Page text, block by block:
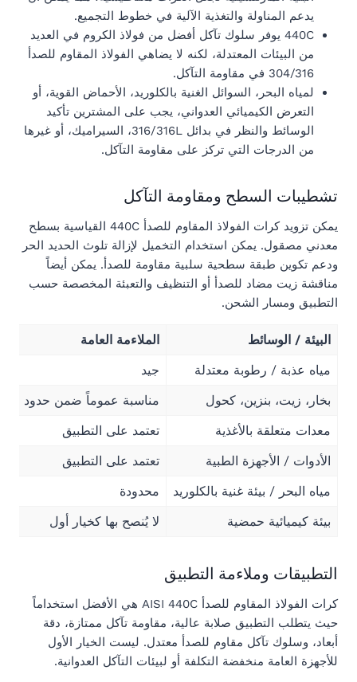
يدعم المناولة والتغذية الآلية في خطوط التجميع.
440C يوفر سلوك تآكل أفضل من فولاذ الكروم في العديد
من البيئات المعتدلة، لكنه لا يضاهي الفولاذ المقاوم للصدأ
304/316 في مقاومة التآكل.
لمياه البحر، السوائل الغنية بالكلوريد، الأحماض القوية، أو
التعرض الكيميائي العدواني، يجب على المشترين تأكيد
الوسائط والنظر في بدائل 316/316L، السيراميك، أو غيرها
من الدرجات التي تركز على مقاومة التآكل.
تشطيبات السطح ومقاومة التآكل
يمكن تزويد كرات الفولاذ المقاوم للصدأ 440C القياسية بسطح
معدني مصقول. يمكن استخدام التخميل لإزالة تلوث الحديد الحر
ودعم تكوين طبقة سطحية سلبية مقاومة للصدأ. يمكن أيضاً
مناقشة زيت مضاد للصدأ أو التنظيف والتعبئة المخصصة حسب
التطبيق ومسار الشحن.
البيئة / الوسائط
الملاءمة العامة
مياه عذبة / رطوبة معتدلة
جيد
بخار، زيت، بنزين، كحول
مناسبة عموماً ضمن حدود
معدات متعلقة بالأغذية
تعتمد على التطبيق
الأدوات / الأجهزة الطبية
تعتمد على التطبيق
مياه البحر / بيئة غنية بالكلوريد
محدودة
بيئة كيميائية حمضية
لا يُنصح بها كخيار أول
التطبيقات وملاءمة التطبيق
كرات الفولاذ المقاوم للصدأ AISI 440C هي الأفضل استخداماً
حيث يتطلب التطبيق صلابة عالية، مقاومة تآكل ممتازة، دقة
أبعاد، وسلوك تآكل مقاوم للصدأ معتدل. ليست الخيار الأول
للأجهزة العامة منخفضة التكلفة أو لبيئات التآكل العدوانية.